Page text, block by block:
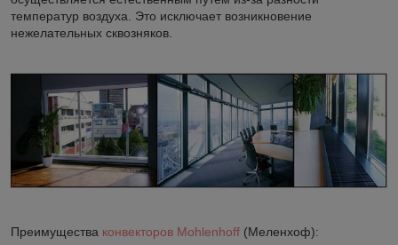
температур воздуха. Это исключает возникновение
нежелательных сквозняков.
Преимущества конвекторов Mohlenhoff (Меленхоф):